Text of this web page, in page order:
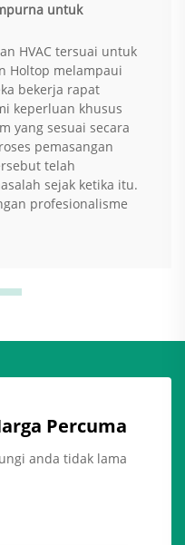
untuk
HVAC tersuai untuk
Holtop melampaui
bekerja rapat
keperluan khusus
yang sesuai secara
pemasangan
telah
sejak ketika itu.
profesionalisme
Percuma
anda tidak lama